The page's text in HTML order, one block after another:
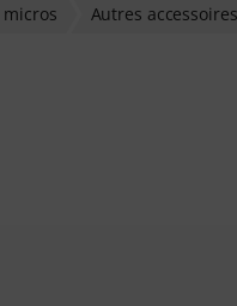
micros Autres accessoires
clients